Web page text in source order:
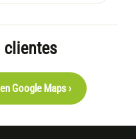
clientes
Google Maps ›